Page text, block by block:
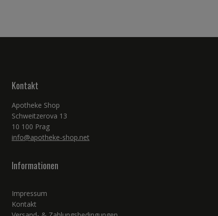
Kontakt
Apotheke Shop
Schweitzerova 13
10 100 Prag
info@apotheke-shop.net
Informationen
Impressum
Kontakt